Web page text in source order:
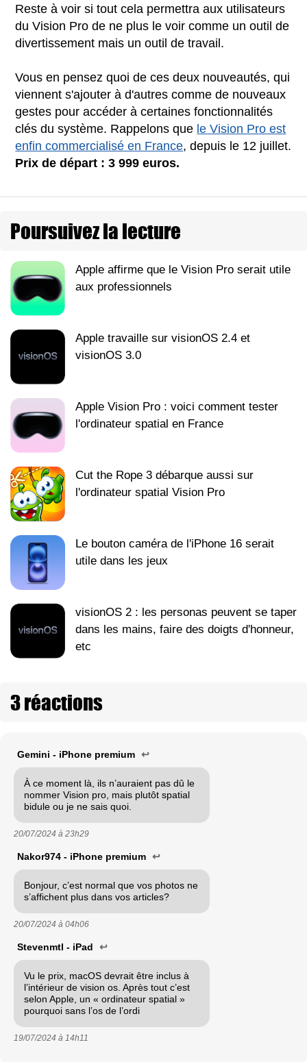
Reste à voir si tout cela permettra aux utilisateurs
du Vision Pro de ne plus le voir comme un outil de
divertissement mais un outil de travail.
Vous en pensez quoi de ces deux nouveautés, qui
viennent s'ajouter à d'autres comme de nouveaux
gestes pour accéder à certaines fonctionnalités
clés du système. Rappelons que le Vision Pro est
enfin commercialisé en France, depuis le 12 juillet.
Prix de départ : 3 999 euros.
Poursuivez la lecture
Apple affirme que le Vision Pro serait utile
aux professionnels
Apple travaille sur visionOS 2.4 et
visionOS 3.0
Apple Vision Pro : voici comment tester
l'ordinateur spatial en France
Cut the Rope 3 débarque aussi sur
l'ordinateur spatial Vision Pro
Le bouton caméra de l'iPhone 16 serait
utile dans les jeux
visionOS 2 : les personas peuvent se taper
dans les mains, faire des doigts d'honneur,
etc
3 réactions
Gemini - iPhone premium ↩
À ce moment là, ils n’auraient pas dû le
nommer Vision pro, mais plutôt spatial
bidule ou je ne sais quoi.
20/07/2024 à 23h29
Nakor974 - iPhone premium ↩
Bonjour, c’est normal que vos photos ne
s’affichent plus dans vos articles?
20/07/2024 à 04h06
Stevenmtl - iPad ↩
Vu le prix, macOS devrait être inclus à
l’intérieur de vision os. Après tout c’est
selon Apple, un « ordinateur spatial »
pourquoi sans l’os de l’ordi
19/07/2024 à 14h11